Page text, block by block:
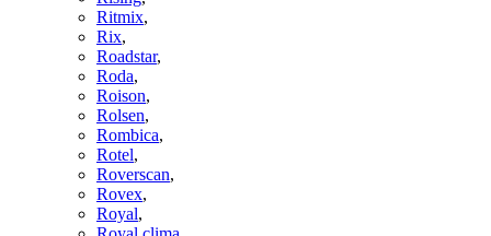
Ritmix,
Rix,
Roadstar,
Roda,
Roison,
Rolsen,
Rombica,
Rotel,
Roverscan,
Rovex,
Royal,